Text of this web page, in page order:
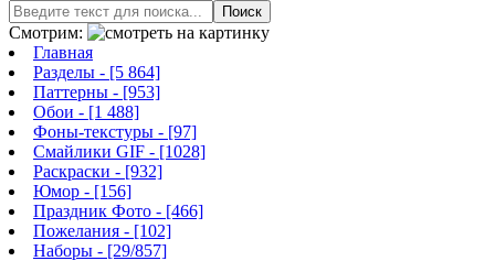
Поиск
Смотрим:
Главная
Разделы - [5 864]
Паттерны - [953]
Обои - [1 488]
Фоны-текстуры - [97]
Смайлики GIF - [1028]
Раскраски - [932]
Юмор - [156]
Праздник Фото - [466]
Пожелания - [102]
Наборы - [29/857]